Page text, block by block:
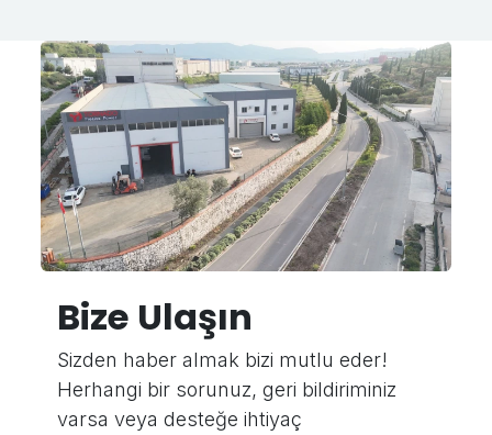
Bize Ulaşın
Sizden haber almak bizi mutlu eder!
Herhangi bir sorunuz, geri bildiriminiz
varsa veya desteğe ihtiyaç